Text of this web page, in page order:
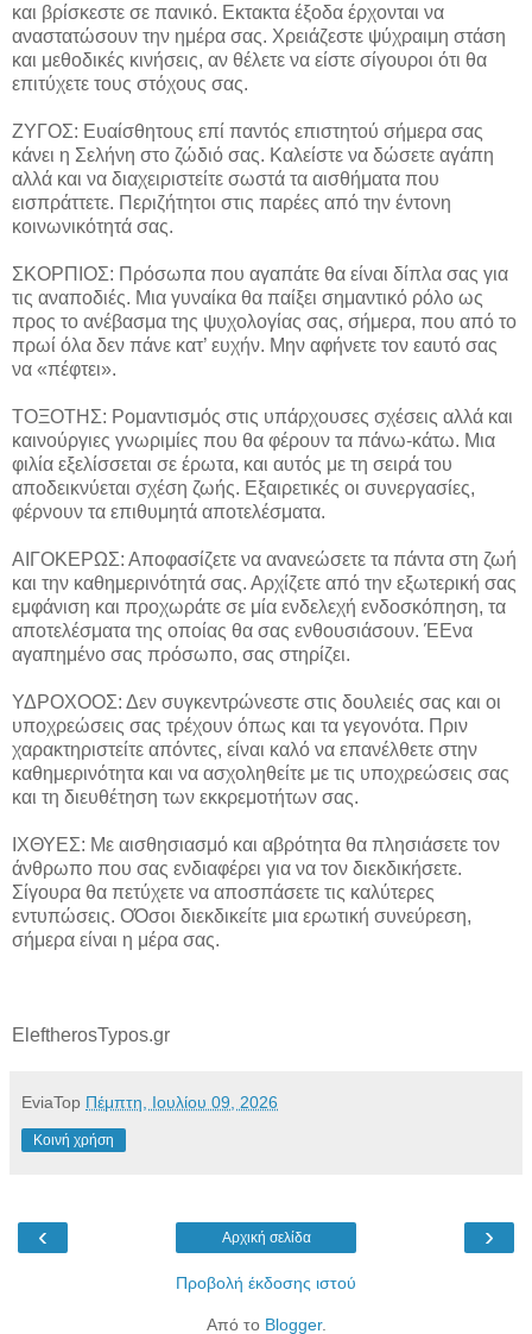
και βρίσκεστε σε πανικό. Εκτακτα έξοδα έρχονται να
αναστατώσουν την ημέρα σας. Χρειάζεστε ψύχραιμη στάση
και μεθοδικές κινήσεις, αν θέλετε να είστε σίγουροι ότι θα
επιτύχετε τους στόχους σας.
ΖΥΓΟΣ: Ευαίσθητους επί παντός επιστητού σήμερα σας
κάνει η Σελήνη στο ζώδιό σας. Καλείστε να δώσετε αγάπη
αλλά και να διαχειριστείτε σωστά τα αισθήματα που
εισπράττετε. Περιζήτητοι στις παρέες από την έντονη
κοινωνικότητά σας.
ΣΚΟΡΠΙΟΣ: Πρόσωπα που αγαπάτε θα είναι δίπλα σας για
τις αναποδιές. Μια γυναίκα θα παίξει σημαντικό ρόλο ως
προς το ανέβασμα της ψυχολογίας σας, σήμερα, που από το
πρωί όλα δεν πάνε κατ’ ευχήν. Μην αφήνετε τον εαυτό σας
να «πέφτει».
ΤΟΞΟΤΗΣ: Ρομαντισμός στις υπάρχουσες σχέσεις αλλά και
καινούργιες γνωριμίες που θα φέρουν τα πάνω-κάτω. Μια
φιλία εξελίσσεται σε έρωτα, και αυτός με τη σειρά του
αποδεικνύεται σχέση ζωής. Εξαιρετικές οι συνεργασίες,
φέρνουν τα επιθυμητά αποτελέσματα.
ΑΙΓΟΚΕΡΩΣ: Αποφασίζετε να ανανεώσετε τα πάντα στη ζωή
και την καθημερινότητά σας. Αρχίζετε από την εξωτερική σας
εμφάνιση και προχωράτε σε μία ενδελεχή ενδοσκόπηση, τα
αποτελέσματα της οποίας θα σας ενθουσιάσουν. ΈΕνα
αγαπημένο σας πρόσωπο, σας στηρίζει.
ΥΔΡΟΧΟΟΣ: Δεν συγκεντρώνεστε στις δουλειές σας και οι
υποχρεώσεις σας τρέχουν όπως και τα γεγονότα. Πριν
χαρακτηριστείτε απόντες, είναι καλό να επανέλθετε στην
καθημερινότητα και να ασχοληθείτε με τις υποχρεώσεις σας
και τη διευθέτηση των εκκρεμοτήτων σας.
ΙΧΘΥΕΣ: Με αισθησιασμό και αβρότητα θα πλησιάσετε τον
άνθρωπο που σας ενδιαφέρει για να τον διεκδικήσετε.
Σίγουρα θα πετύχετε να αποσπάσετε τις καλύτερες
εντυπώσεις. ΟΌσοι διεκδικείτε μια ερωτική συνεύρεση,
σήμερα είναι η μέρα σας.
EleftherosTypos.gr
EviaTop Πέμπτη, Ιουλίου 09, 2026
Κοινή χρήση
‹ ›
Αρχική σελίδα
Προβολή έκδοσης ιστού
Από το Blogger.